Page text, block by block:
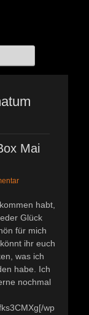
Mai
habt,
Glück
für mich
ihr euch
was ich
habe. Ich
nochmal
wp